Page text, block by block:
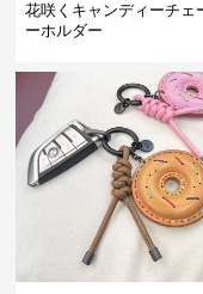
花咲くキャンディーチェ
ーホルダー